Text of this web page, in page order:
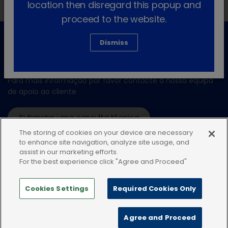
Para mais informação por favor contacte a nossa equipa
de apoio ao cliente
Submeter uma consulta técnica
ou ligue:+34935448507
location then disregard this popup and
proceed to the website.
Dismiss
The storing of cookies on your device are necessary
to enhance site navigation, analyze site usage, and
assist in our marketing efforts.
For the best experience click "Agree and Proceed"
Cookies Settings Required Cookies Only
Agree and Proceed